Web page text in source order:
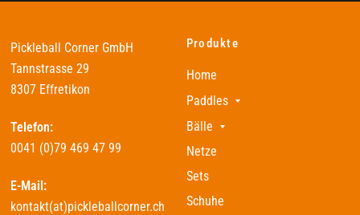
Pickleball Corner GmbH
Tannstrasse 29
8307 Effretikon
Telefon:
0041 (0)79 469 47 99
E-Mail:
kontakt(at)pickleballcorner.ch
Produkte
Home
Paddles
Bälle
Netze
Sets
Schuhe